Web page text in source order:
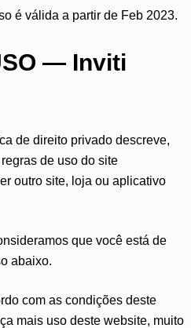
é válida a partir de Feb 2023.
— Inviti
de direito privado descreve,
de uso do site
outro site, loja ou aplicativo
que você está de
abaixo.
com as condições deste
mais uso deste website, muito